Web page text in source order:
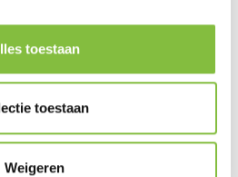
toestaan
toestaan
Weigeren